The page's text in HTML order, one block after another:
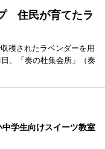
住民が育てたラ
穫されたラベンダーを用
、「奏の杜集会所」（奏
学生向けスイーツ教室